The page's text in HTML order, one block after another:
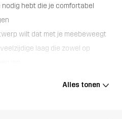
hebt die je comfortabel
wilt dat met je meebeweegt
laag die zowel op
Hoodie is ontworpen voor
Alles tonen